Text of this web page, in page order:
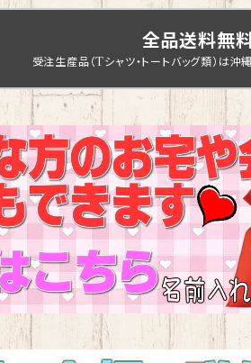
全品送料無
受注生産品（Tシャツ・トートバッグ類）は